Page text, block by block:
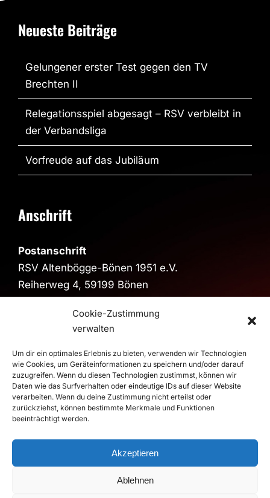
Cookie-Zustimmung
verwalten
Um dir ein optimales Erlebnis zu bieten, verwenden wir Technologien
wie Cookies, um Geräteinformationen zu speichern und/oder darauf
zuzugreifen. Wenn du diesen Technologien zustimmst, können wir
Daten wie das Surfverhalten oder eindeutige IDs auf dieser Website
verarbeiten. Wenn du deine Zustimmung nicht erteilst oder
zurückziehst, können bestimmte Merkmale und Funktionen
beeinträchtigt werden.
Akzeptieren
Ablehnen
Neueste Beiträge
Gelungener erster Test gegen den TV
Brechten II
Relegationsspiel abgesagt – RSV verbleibt in
der Verbandsliga
Vorfreude auf das Jubiläum
Anschrift
Postanschrift
RSV Altenbögge-Bönen 1951 e.V.
Reiherweg 4, 59199 Bönen
Sporthalle im Schulzentrum
>Route
© 2026 RSV Altenbögge-Bönen 1951 e.V. Handball - Die
Roten Teufel |